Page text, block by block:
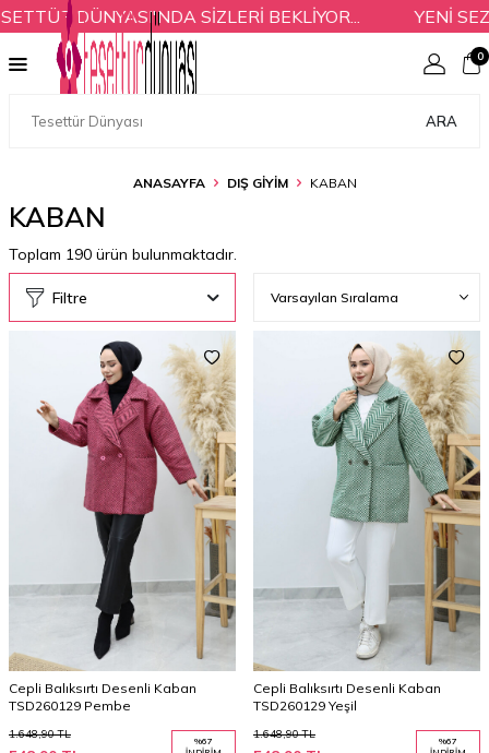
DÜNYASI'NDA SİZLERİ BEKLİYOR... YENİ
ARA
0
ANASAYFA DIŞ GİYİM KABAN
KABAN
Toplam 190 ürün bulunmaktadır.
Filtre
Cepli Balıksırtı Desenli Kaban
TSD260129 Pembe
1.648,90TL %67
Cepli Balıksırtı Desenli Kaban
TSD260129 Yeşil
1.648,90TL %67